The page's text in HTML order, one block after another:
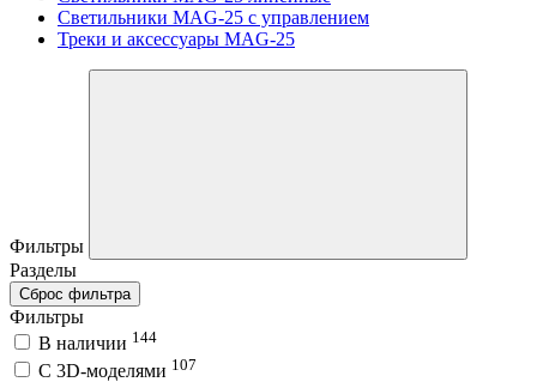
Светильники MAG-25 с управлением
Треки и аксессуары MAG-25
Фильтры
Разделы
Сброс фильтра
Фильтры
В наличии 144
C 3D-моделями 107